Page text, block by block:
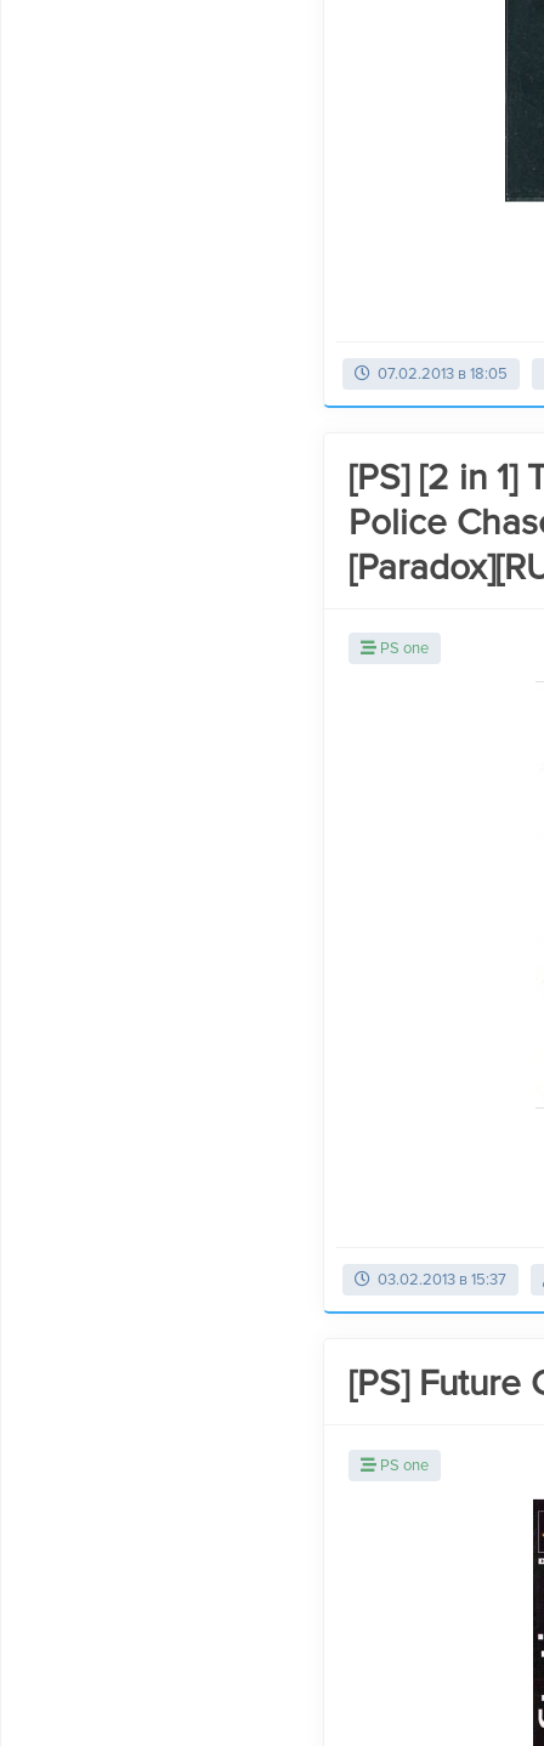
07.02.2013 в 18:05
[PS] [2 in 1]
Police
PS one
03.02.2013 в 15:37
[PS] Future
PS one